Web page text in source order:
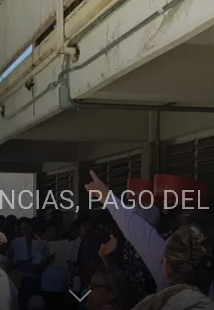
Social
Sección
PAGO